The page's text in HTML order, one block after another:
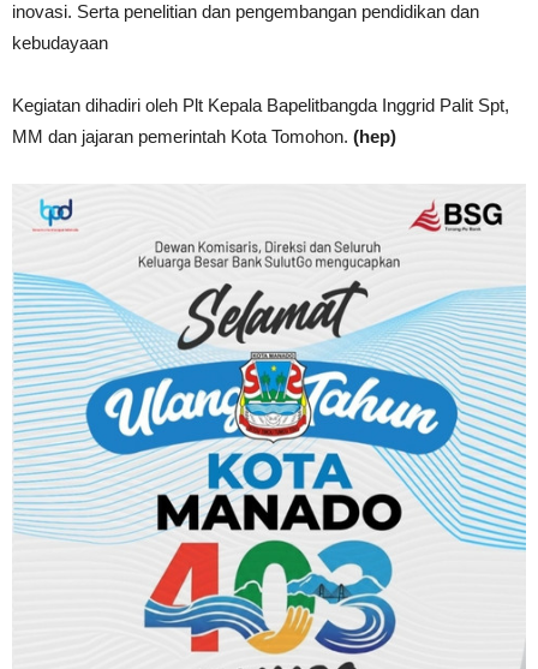
inovasi. Serta penelitian dan pengembangan pendidikan dan
kebudayaan
Kegiatan dihadiri oleh Plt Kepala Bapelitbangda Inggrid Palit Spt,
MM dan jajaran pemerintah Kota Tomohon. (hep)